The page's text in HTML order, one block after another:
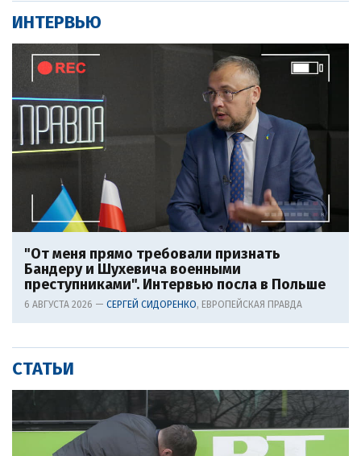
ИНТЕРВЬЮ
"От меня прямо требовали признать
Бандеру и Шухевича военными
преступниками". Интервью посла в Польше
6 АВГУСТА 2026 — СЕРГЕЙ СИДОРЕНКО, ЕВРОПЕЙСКАЯ ПРАВДА
СТАТЬИ